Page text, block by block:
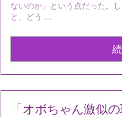
ないのか」という点だった。
と、どう ...
「オボちゃん激似